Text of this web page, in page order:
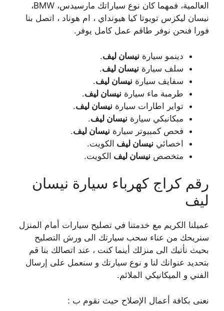
العالمية، فمهما كان نوع سياراتك مارسيدس، BMW،
نيسان ليكزس تويوتا كيا هيونداي ، ام هوناد ، اتصل بنا
فورا فنحن نوفر طاقم عمل كامل يوفر.
دينمو سيارة نيسان ليف.
سلف سيارة نيسان ليف.
سفايف سيارة نيسان ليف.
طرمبة ماء سيارة نيسان ليف.
تواير اطارات سيارة نيسان ليف.
مبكانبكي سيارة نيسان ليف.
فحص كمبيوتر سيارة نيسان ليف.
اخصائي نيسان ليف الكويت.
متخصص نيسان ليف الكويت.
رقم كراج كهرباء سيارة نيسان
ليف
عميلنا الكريم مع خدمتنا في تصليح سيارات أمام المنزل
سنريحك من عناء سحب سيارتك الى ورش التصليح
بحيث نأتيك الى منزلك أينما كنت ، عند اتصالك بنا قم
بتحديد عنوانك لنا و نوع سيارتك و سنعمل على إرسال
الفني و الميكانيكي الملائم.
نعنى بكافة أعمال الإصلاح حيث نقوم ب :